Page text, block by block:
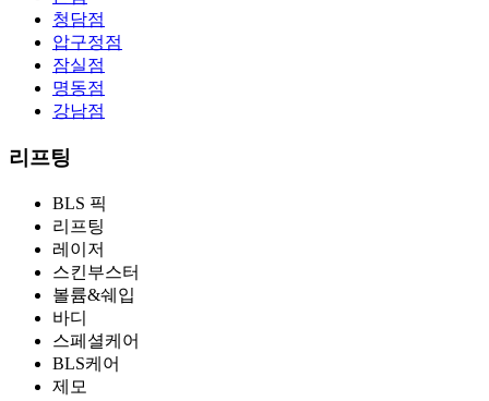
청담점
압구정점
잠실점
명동점
강남점
리프팅
BLS 픽
리프팅
레이저
스킨부스터
볼륨&쉐입
바디
스페셜케어
BLS케어
제모